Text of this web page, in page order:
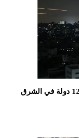
أمريكا تحثُّ رعاياها على مغادرة أكثر من 12 دولة في الشرق